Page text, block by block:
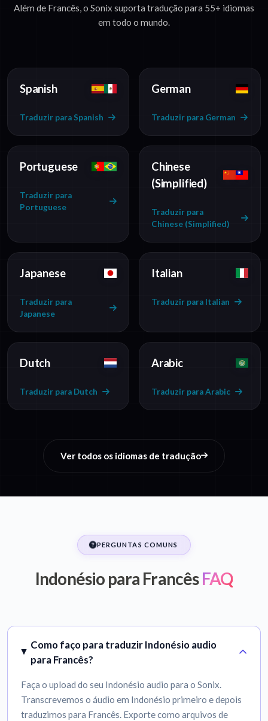
Além de Francês, o Sonix suporta tradução para 55+ idiomas
em todo o mundo.
Spanish
Traduzir para Spanish
German
Traduzir para German
Portuguese
Traduzir para
Portuguese
Chinese
(Simplified)
Traduzir para
Chinese (Simplified)
Japanese
Traduzir para
Japanese
Italian
Traduzir para Italian
Dutch
Traduzir para Dutch
Arabic
Traduzir para Arabic
Ver todos os idiomas de tradução
PERGUNTAS COMUNS
Indonésio para FrancêsFAQ
Como faço para traduzir Indonésio audio
para Francês?
Faça o upload do seu Indonésio audio para o Sonix.
Transcrevemos o áudio em Indonésio primeiro e depois
traduzimos para Francês. Exporte como arquivos de